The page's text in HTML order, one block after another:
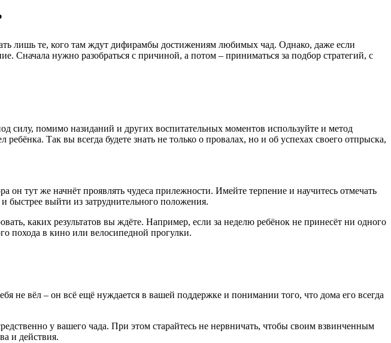
лишь те, кого там ждут дифирамбы достижениям любимых чад. Однако, даже если
Сначала нужно разобраться с причиной, а потом – приниматься за подбор стратегий, с
силу, помимо назиданий и других воспитательных моментов используйте и метод
Так вы всегда будете знать не только о провалах, но и об успехах своего отпрыска,
он тут же начнёт проявлять чудеса прилежности. Имейте терпение и научитесь отмечать
быстрее выйти из затруднительного положения.
каких результатов вы ждёте. Например, если за неделю ребёнок не принесёт ни одного
похода в кино или велосипедной прогулки.
вёл – он всё ещё нуждается в вашей поддержке и понимании того, что дома его всегда
у вашего чада. При этом старайтесь не нервничать, чтобы своим взвинченным
и действия.